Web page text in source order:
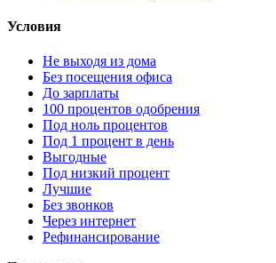
Условия
Не выходя из дома
Без посещения офиса
До зарплаты
100 процентов одобрения
Под ноль процентов
Под 1 процент в день
Выгодные
Под низкий процент
Лучшие
Без звонков
Через интернет
Рефинансирование